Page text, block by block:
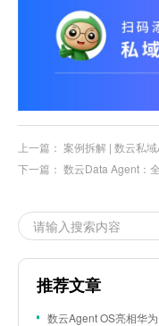
上一篇： 案例拆解 | 数云私
下一篇： 数云Data Agent：
推荐文章
数云Agent OS亮相华为云